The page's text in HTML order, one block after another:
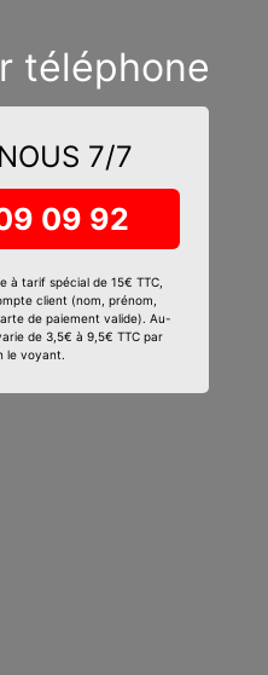
téléphone
7/7
09 92
à tarif spécial de 15€ TTC,
client (nom, prénom,
de paiement valide). Au-
de 3,5€ à 9,5€ TTC par
le voyant.